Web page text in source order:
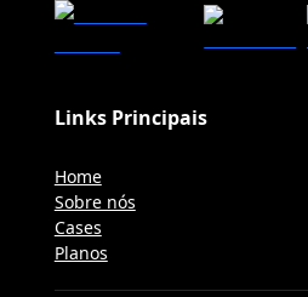
Links Principais
Home
Sobre nós
Cases
Planos